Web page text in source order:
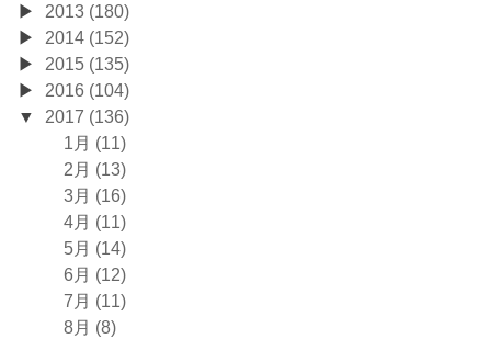
2013 (180)
2014 (152)
2015 (135)
2016 (104)
2017 (136)
1月 (11)
2月 (13)
3月 (16)
4月 (11)
5月 (14)
6月 (12)
7月 (11)
8月 (8)